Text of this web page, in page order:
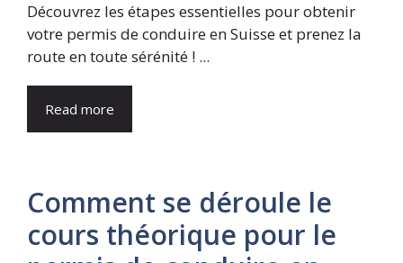
Découvrez les étapes essentielles pour obtenir
votre permis de conduire en Suisse et prenez la
route en toute sérénité ! ...
Read more
Comment se déroule le
cours théorique pour le